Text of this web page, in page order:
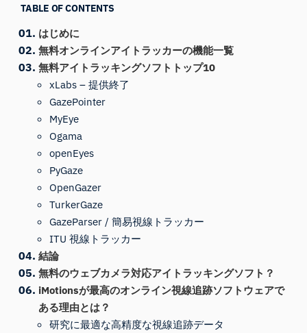
TABLE OF CONTENTS
はじめに
無料オンラインアイトラッカーの機能一覧
無料アイトラッキングソフトトップ10
xLabs – 提供終了
GazePointer
MyEye
Ogama
openEyes
PyGaze
OpenGazer
TurkerGaze
GazeParser / 簡易視線トラッカー
ITU 視線トラッカー
結論
無料のウェブカメラ対応アイトラッキングソフト？
iMotionsが最高のオンライン視線追跡ソフトウェアで
ある理由とは？
研究に最適な高精度な視線追跡データ